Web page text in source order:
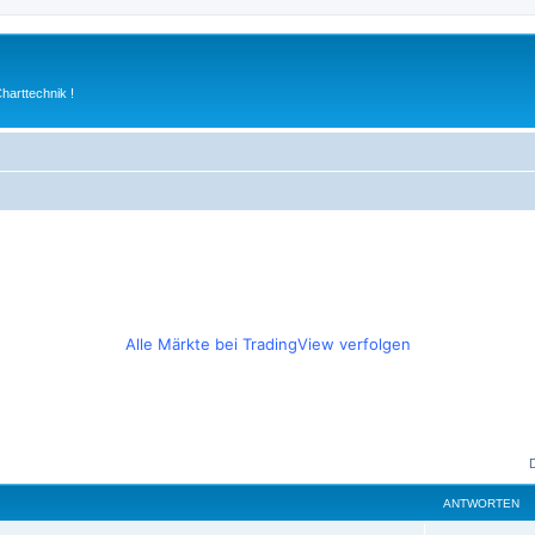
!
Alle Märkte bei TradingView verfolgen
ANTWORTEN